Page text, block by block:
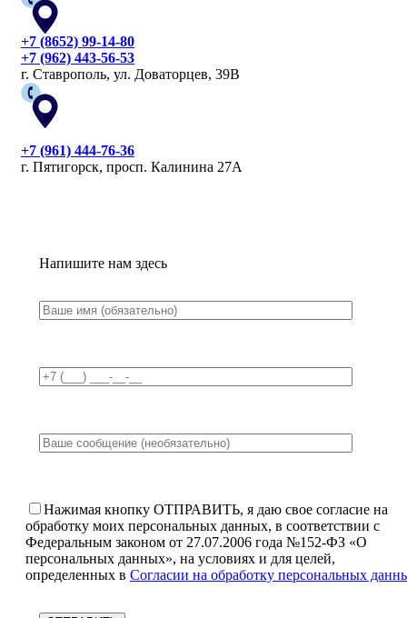
+7 (8652) 99-14-80
+7 (962) 443-56-53
г. Ставрополь, ул. Доваторцев, 39В
+7 (961) 444-76-36
г. Пятигорск, просп. Калинина 27А
Напишите нам здесь
Нажимая кнопку ОТПРАВИТЬ, я даю свое согласие на
обработку моих персональных данных, в соответствии с
Федеральным законом от 27.07.2006 года №152-ФЗ «О
персональных данных», на условиях и для целей,
определенных в Согласии на обработку персональных